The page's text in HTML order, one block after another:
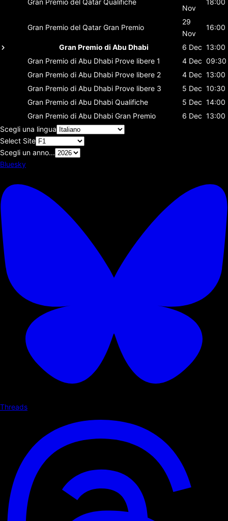
Nov
Gran Premio del Qatar Gran Premio
29
Nov
16:00
Gran Premio di Abu Dhabi 6 Dec 13:00
Gran Premio di Abu Dhabi Prove libere 1 4 Dec 09:30
Gran Premio di Abu Dhabi Prove libere 2 4 Dec 13:00
Gran Premio di Abu Dhabi Prove libere 3 5 Dec 10:30
Gran Premio di Abu Dhabi Qualifiche 5 Dec 14:00
Gran Premio di Abu Dhabi Gran Premio 6 Dec 13:00
Scegli una lingua
Select Site
Scegli un anno...
Bluesky
Threads